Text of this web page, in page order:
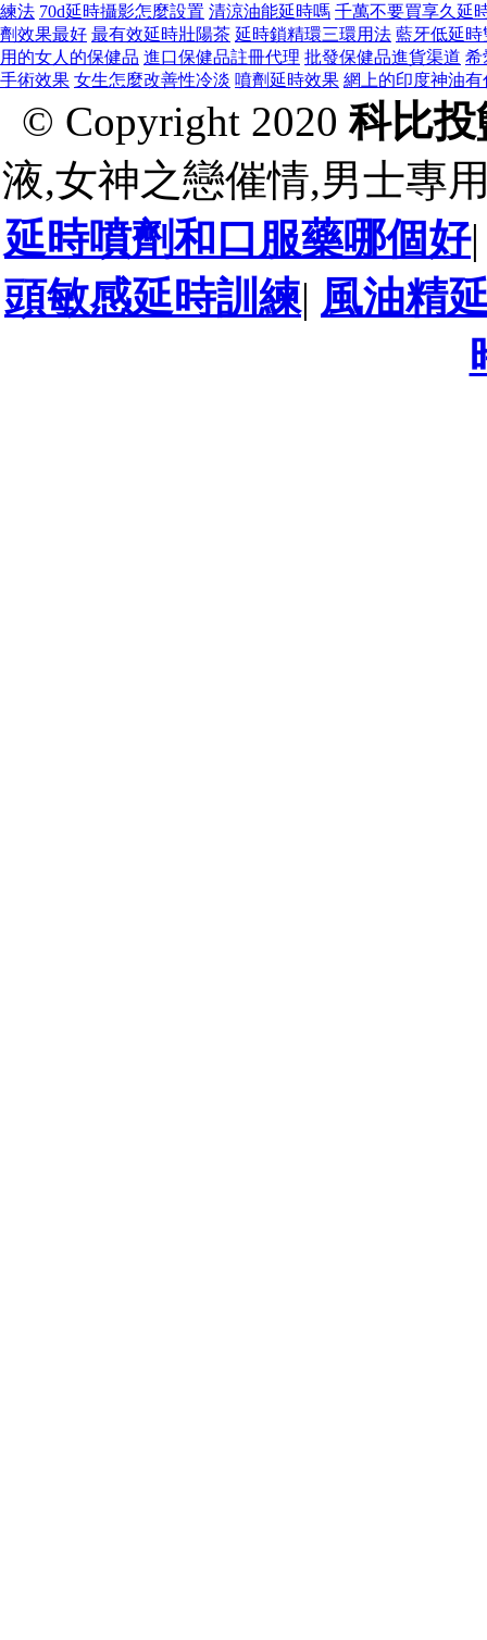
練法 70d延時攝影怎麼設置 清涼油能延時嗎 千萬不要買享久延
劑效果最好 最有效延時壯陽茶 延時鎖精環三環用法 藍牙低延時
用的女人的保健品 進口保健品註冊代理 批發保健品進貨渠道 希
手術效果 女生怎麼改善性冷淡 噴劑延時效果 網上的印度神油
© Copyright 2020科比
液,女神之戀催情,男士專
延時噴劑和口服藥哪個好
頭敏感延時訓練| 風油精